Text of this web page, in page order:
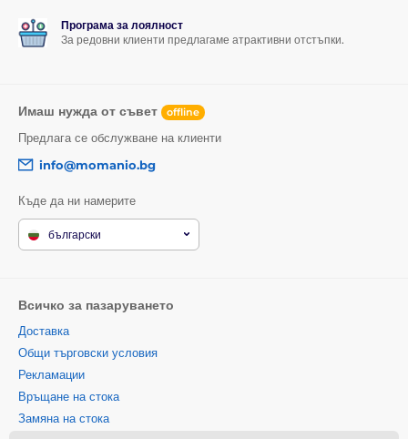
Програма за лоялност
За редовни клиенти предлагаме атрактивни отстъпки.
Имаш нужда от съвет offline
Предлага се обслужване на клиенти
info@momanio.bg
Къде да ни намерите
български
Всичко за пазаруването
Доставка
Общи търговски условия
Рекламации
Връщане на стока
Замяна на стока